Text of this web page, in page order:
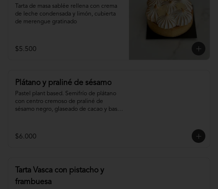
Tarta de masa sablée rellena con crema
de leche condensada y limón, cubierta
de merengue gratinado
$5.500
Plátano y praliné de sésamo
Pastel plant based. Semifrío de plátano
con centro cremoso de praliné de
sésamo negro, glaseado de cacao y base
$6.000
Tarta Vasca con pistacho y
frambuesa